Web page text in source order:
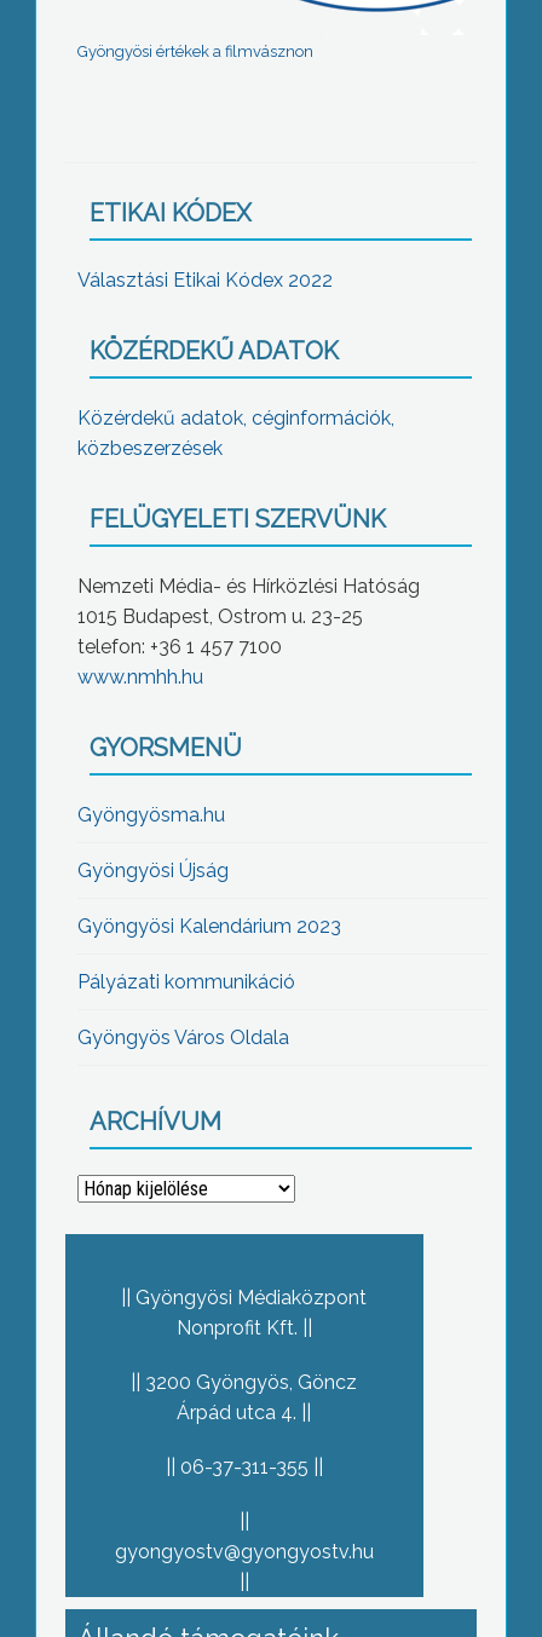
Gyöngyösi értékek a filmvásznon
ETIKAI KÓDEX
Választási Etikai Kódex 2022
KÖZÉRDEKŰ ADATOK
Közérdekű adatok, céginformációk,
közbeszerzések
FELÜGYELETI SZERVÜNK
Nemzeti Média- és Hírközlési Hatóság
1015 Budapest, Ostrom u. 23-25
telefon: +36 1 457 7100
www.nmhh.hu
GYORSMENÜ
Gyöngyösma.hu
Gyöngyösi Újság
Gyöngyösi Kalendárium 2023
Pályázati kommunikáció
Gyöngyös Város Oldala
ARCHÍVUM
Archívum
Gyöngyösi Médiaközpont
Nonprofit Kft.
3200 Gyöngyös, Göncz
Árpád utca 4.
06-37-311-355
gyongyostv@gyongyostv.hu